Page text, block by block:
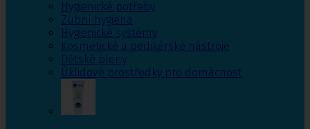
Hygienické potřeby
Zubní hygiena
Hygienické systémy
Kosmetické a pedikérské nástroje
Dětské pleny
Úklidové prostředky pro domácnost